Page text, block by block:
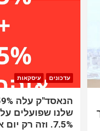
עדכונים עיסקאות
שלנו שפועלים
7.5%. וזה רק יום אחד